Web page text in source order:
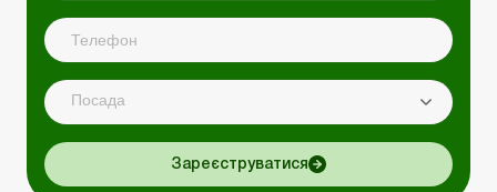
Посада
Зареєструватися